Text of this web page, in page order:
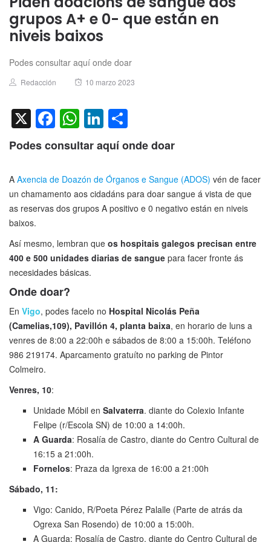
grupos A+ e 0- que están en
niveis baixos
Podes consultar aquí onde doar
Author
Redacción
Posted
10 marzo 2023
X Facebook
WhatsApp
LinkedIn
Podes consultar aquí onde doar
A Axencia de Doazón de Órganos e Sangue (ADOS) vén de facer
un chamamento aos cidadáns para doar sangue á vista de que
as reservas dos grupos A positivo e 0 negativo están en niveis
baixos.
Así mesmo, lembran que os hospitais galegos precisan entre
400 e 500 unidades diarias de sangue para facer fronte ás
necesidades básicas.
Onde doar?
En Vigo, podes facelo no Hospital Nicolás Peña
(Camelias,109), Pavillón 4, planta baixa, en horario de luns a
venres de 8:00 a 22:00h e sábados de 8:00 a 15:00h. Teléfono
986 219174. Aparcamento gratuíto no parking de Pintor
Colmeiro.
Venres, 10:
Unidade Móbil en Salvaterra. diante do Colexio Infante
Felipe (r/Escola SN) de 10:00 a 14:00h.
A Guarda: Rosalía de Castro, diante do Centro Cultural de
16:15 a 21:00h.
Fornelos: Praza da Igrexa de 16:00 a 21:00h
Sábado, 11:
Vigo: Canido, R/Poeta Pérez Palalle (Parte de atrás da
Ogrexa San Rosendo) de 10:00 a 15:00h.
A Guarda: Rosalía de Castro, diante do Centro Cultural de